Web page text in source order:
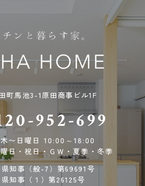
町馬池3-1原田商事ビル1F
952-699
〜日曜日 10:00～18:00
日・祝日・ＧＷ・夏季・冬季
知事（般-7）第69691号
知事（１）第26125号